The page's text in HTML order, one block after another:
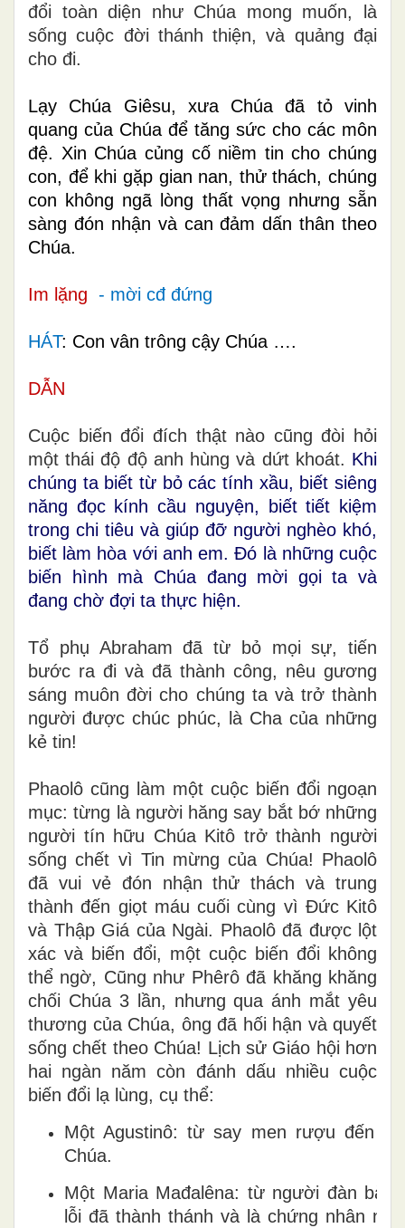
đổi toàn diện như Chúa mong muốn, là
sống cuộc đời thánh thiện, và quảng đại
cho đi.
Lạy Chúa Giêsu, xưa Chúa đã tỏ vinh
quang của Chúa để tăng sức cho các môn
đệ. Xin Chúa củng cố niềm tin cho chúng
con, để khi gặp gian nan, thử thách, chúng
con không ngã lòng thất vọng nhưng sẵn
sàng đón nhận và can đảm dấn thân theo
Chúa.
Im lặng - mời cđ đứng
HÁT: Con vân trông cậy Chúa ….
DẪN
Cuộc biến đổi đích thật nào cũng đòi hỏi
một thái độ độ anh hùng và dứt khoát. Khi
chúng ta biết từ bỏ các tính xầu, biết siêng
năng đọc kính cầu nguyện, biết tiết kiệm
trong chi tiêu và giúp đỡ người nghèo khó,
biết làm hòa với anh em. Đó là những cuộc
biến hình mà Chúa đang mời gọi ta và
đang chờ đợi ta thực hiện.
Tổ phụ Abraham đã từ bỏ mọi sự, tiến
bước ra đi và đã thành công, nêu gương
sáng muôn đời cho chúng ta và trở thành
người được chúc phúc, là Cha của những
kẻ tin!
Phaolô cũng làm một cuộc biến đổi ngoạn
mục: từng là người hăng say bắt bớ những
người tín hữu Chúa Kitô trở thành người
sống chết vì Tin mừng của Chúa! Phaolô
đã vui vẻ đón nhận thử thách và trung
thành đến giọt máu cuối cùng vì Đức Kitô
và Thập Giá của Ngài. Phaolô đã được lột
xác và biến đổi, một cuộc biến đổi không
thể ngờ, Cũng như Phêrô đã khăng khăng
chối Chúa 3 lần, nhưng qua ánh mắt yêu
thương của Chúa, ông đã hối hận và quyết
sống chết theo Chúa! Lịch sử Giáo hội hơn
hai ngàn năm còn đánh dấu nhiều cuộc
biến đổi lạ lùng, cụ thể:
Một Agustinô: từ say men rượu đến
Chúa.
Một Maria Mađalêna: từ người đàn bà
lỗi đã thành thánh và là chứng nhân